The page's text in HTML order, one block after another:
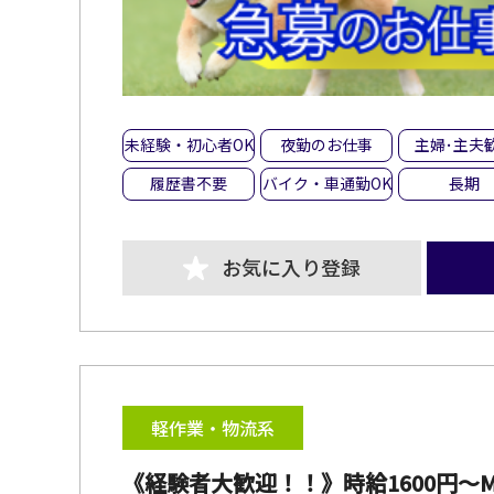
未経験・初心者OK 夜勤のお仕事
主婦･主夫
履歴書不要
バイク・車通勤OK 長期
お気に入り登録
軽作業・物流系
《経験者大歓迎！！》時給1600円